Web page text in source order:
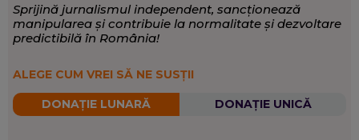
Sprijină jurnalismul independent, sancționează
manipularea și contribuie la normalitate și dezvoltare
predictibilă în România!
ALEGE CUM VREI SĂ NE SUSȚII
DONAȚIE LUNARĂ DONAȚIE UNICĂ